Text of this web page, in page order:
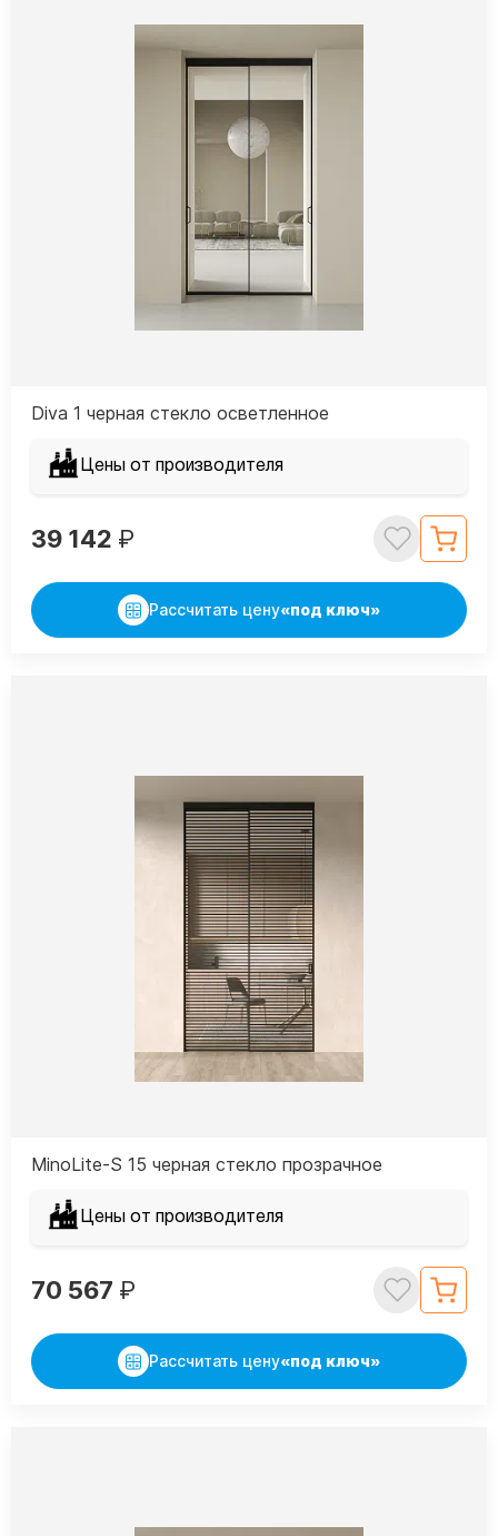
Diva 1 черная стекло осветленное
Цены от производителя
39 142 ₽
Рассчитать цену«под ключ»
MinoLite-S 15 черная стекло прозрачное
Цены от производителя
70 567 ₽
Рассчитать цену«под ключ»